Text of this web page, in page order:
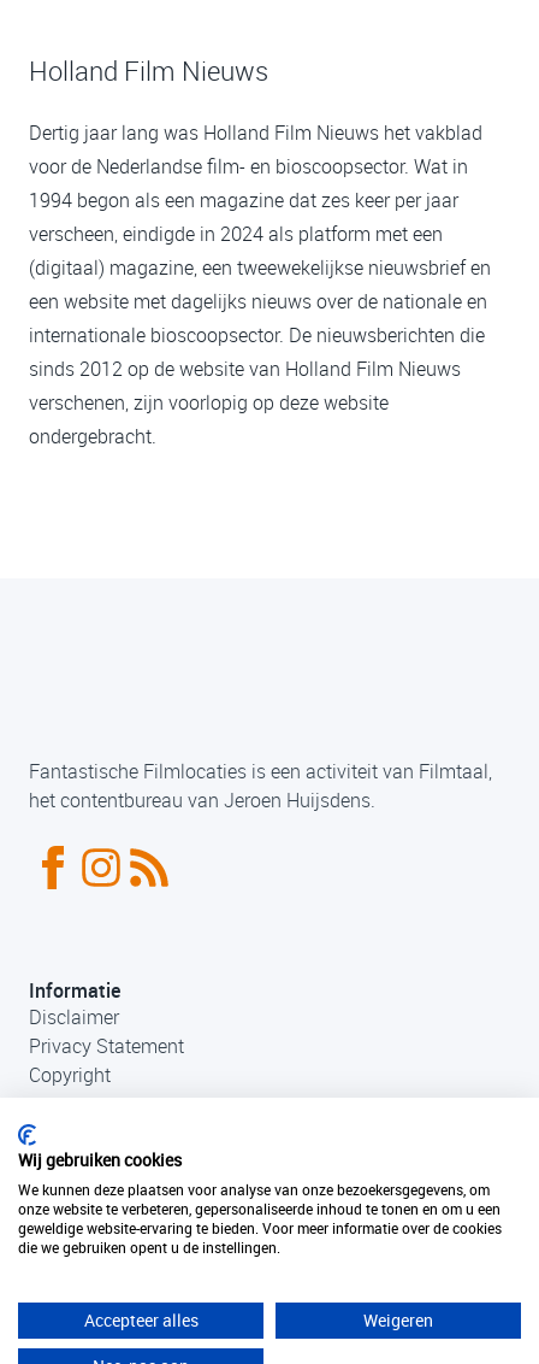
Holland Film Nieuws
Dertig jaar lang was Holland Film Nieuws het vakblad
voor de Nederlandse film- en bioscoopsector. Wat in
1994 begon als een magazine dat zes keer per jaar
verscheen, eindigde in 2024 als platform met een
(digitaal) magazine, een tweewekelijkse nieuwsbrief en
een website met dagelijks nieuws over de nationale en
internationale bioscoopsector. De nieuwsberichten die
sinds 2012 op de website van Holland Film Nieuws
verschenen, zijn voorlopig op deze website
ondergebracht.
Fantastische Filmlocaties is een activiteit van Filmtaal,
het contentbureau van Jeroen Huijsdens.
Informatie
Disclaimer
Privacy Statement
Copyright
Contact
info@fantastischefilmlocaties.nl
KvK Filmtaal 34120749
Wij gebruiken cookies
We kunnen deze plaatsen voor analyse van onze bezoekersgegevens, om
onze website te verbeteren, gepersonaliseerde inhoud te tonen en om u een
geweldige website-ervaring te bieden. Voor meer informatie over de cookies
die we gebruiken opent u de instellingen.
Accepteer alles
Weigeren